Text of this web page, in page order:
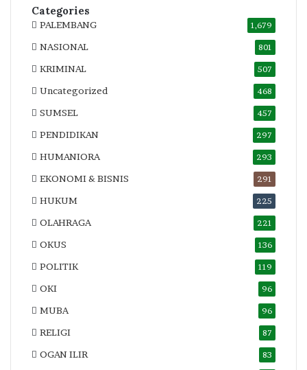
Categories
PALEMBANG 1,679
NASIONAL 801
KRIMINAL 507
Uncategorized 468
SUMSEL 457
PENDIDIKAN 297
HUMANIORA 293
EKONOMI & BISNIS 291
HUKUM 225
OLAHRAGA 221
OKUS 136
POLITIK 119
OKI 96
MUBA 96
RELIGI 87
OGAN ILIR 83